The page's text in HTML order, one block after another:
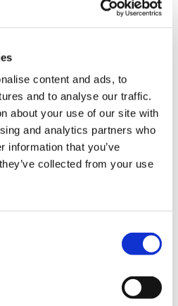
content and ads, to
and to analyse our traffic.
about your use of our site with
and analytics partners who
information that you’ve
collected from your use
ズ ジェマのクックのぬいぐるみ
(税込)